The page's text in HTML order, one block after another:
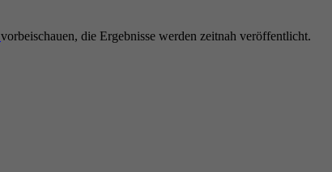
vorbeischauen, die Ergebnisse werden zeitnah veröffentlicht.